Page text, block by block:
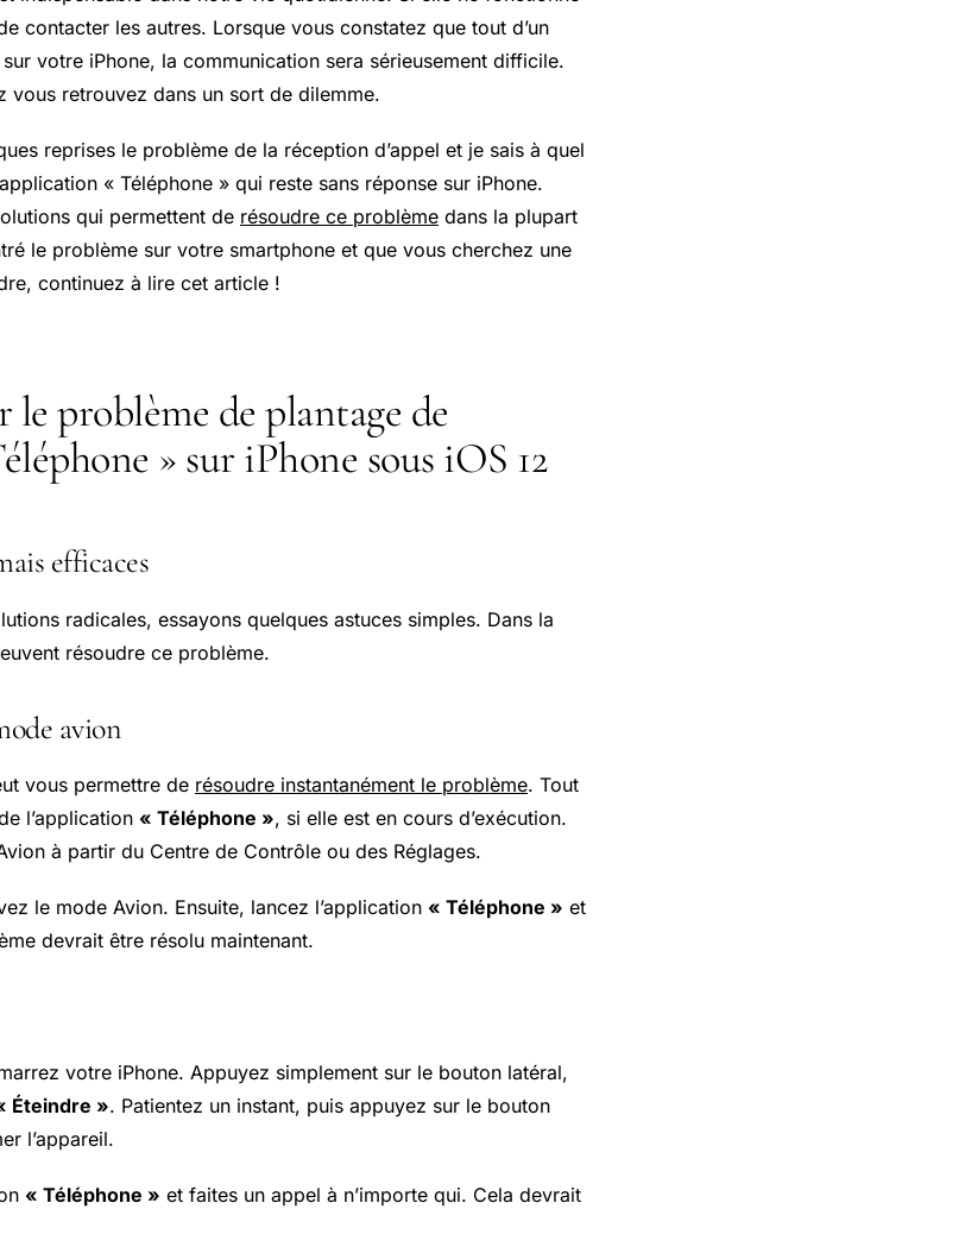
contacter les autres. Lorsque vous constatez que tout d’un
votre iPhone, la communication sera sérieusement difficile.
vous retrouvez dans un sort de dilemme.
reprises le problème de la réception d’appel et je sais à quel
« Téléphone » qui reste sans réponse sur iPhone.
qui permettent de résoudre ce problème dans la plupart
le problème sur votre smartphone et que vous cherchez une
continuez à lire cet article !
problème de plantage de
» sur iPhone sous iOS 12
efficaces
radicales, essayons quelques astuces simples. Dans la
résoudre ce problème.
avion
vous permettre de résoudre instantanément le problème. Tout
l’application « Téléphone », si elle est en cours d’exécution.
à partir du Centre de Contrôle ou des Réglages.
le mode Avion. Ensuite, lancez l’application « Téléphone » et
devrait être résolu maintenant.
votre iPhone. Appuyez simplement sur le bouton latéral,
Éteindre ». Patientez un instant, puis appuyez sur le bouton
l’appareil.
« Téléphone » et faites un appel à n’importe qui. Cela devrait